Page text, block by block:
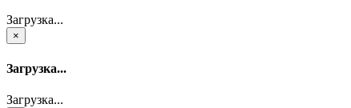
Загрузка...
×
Загрузка...
Загрузка...